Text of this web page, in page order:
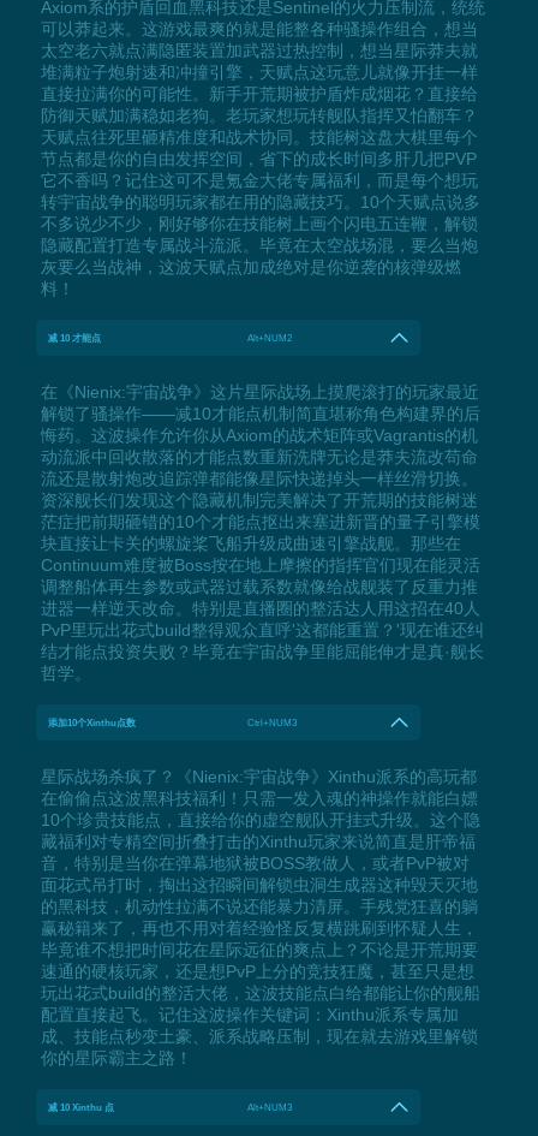
Axiom系的护盾回血黑科技还是Sentinel的火力压制流，统统
可以莽起来。这游戏最爽的就是能整各种骚操作组合，想当
太空老六就点满隐匿装置加武器过热控制，想当星际莽夫就
堆满粒子炮射速和冲撞引擎，天赋点这玩意儿就像开挂一样
直接拉满你的可能性。新手开荒期被护盾炸成烟花？直接给
防御天赋加满稳如老狗。老玩家想玩转舰队指挥又怕翻车？
天赋点往死里砸精准度和战术协同。技能树这盘大棋里每个
节点都是你的自由发挥空间，省下的成长时间多肝几把PVP
它不香吗？记住这可不是氪金大佬专属福利，而是每个想玩
转宇宙战争的聪明玩家都在用的隐藏技巧。10个天赋点说多
不多说少不少，刚好够你在技能树上画个闪电五连鞭，解锁
隐藏配置打造专属战斗流派。毕竟在太空战场混，要么当炮
灰要么当战神，这波天赋点加成绝对是你逆袭的核弹级燃
料！
减 10 才能点 Alt+NUM2
在《Nienix:宇宙战争》这片星际战场上摸爬滚打的玩家最近
解锁了骚操作——减10才能点机制简直堪称角色构建界的后
悔药。这波操作允许你从Axiom的战术矩阵或Vagrantis的机
动流派中回收散落的才能点数重新洗牌无论是莽夫流改苟命
流还是散射炮改追踪弹都能像星际快递掉头一样丝滑切换。
资深舰长们发现这个隐藏机制完美解决了开荒期的技能树迷
茫症把前期砸错的10个才能点抠出来塞进新晋的量子引擎模
块直接让卡关的螺旋桨飞船升级成曲速引擎战舰。那些在
Continuum难度被Boss按在地上摩擦的指挥官们现在能灵活
调整船体再生参数或武器过载系数就像给战舰装了反重力推
进器一样逆天改命。特别是直播圈的整活达人用这招在40人
PvP里玩出花式build整得观众直呼'这都能重置？'现在谁还纠
结才能点投资失败？毕竟在宇宙战争里能屈能伸才是真·舰长
哲学。
添加10个Xinthu点数 Ctrl+NUM3
星际战场杀疯了？《Nienix:宇宙战争》Xinthu派系的高玩都
在偷偷点这波黑科技福利！只需一发入魂的神操作就能白嫖
10个珍贵技能点，直接给你的虚空舰队开挂式升级。这个隐
藏福利对专精空间折叠打击的Xinthu玩家来说简直是肝帝福
音，特别是当你在弹幕地狱被BOSS教做人，或者PvP被对
面花式吊打时，掏出这招瞬间解锁虫洞生成器这种毁天灭地
的黑科技，机动性拉满不说还能暴力清屏。手残党狂喜的躺
赢秘籍来了，再也不用对着经验怪反复横跳刷到怀疑人生，
毕竟谁不想把时间花在星际远征的爽点上？不论是开荒期要
速通的硬核玩家，还是想PvP上分的竞技狂魔，甚至只是想
玩出花式build的整活大佬，这波技能点白给都能让你的舰船
配置直接起飞。记住这波操作关键词：Xinthu派系专属加
成、技能点秒变土豪、派系战略压制，现在就去游戏里解锁
你的星际霸主之路！
减 10 Xinthu 点 Alt+NUM3